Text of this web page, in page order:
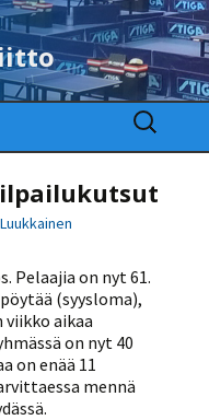
Haku:
Pelaajia on nyt 61.
(syysloma),
viikko aikaa
on nyt 40
on enää 11
mennä